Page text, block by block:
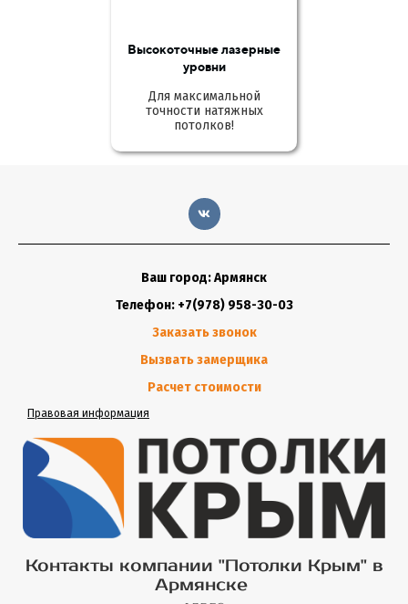
Высокоточные лазерные
уровни
Для максимальной
точности натяжных
потолков!
Ваш город: Армянск
Телефон: +7(978) 958-30-03
Заказать звонок
Вызвать замерщика
Расчет стоимости
Правовая информация
Контакты компании "Потолки Крым" в
Армянске